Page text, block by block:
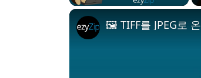
🖼️ TIFF를 JPEG로